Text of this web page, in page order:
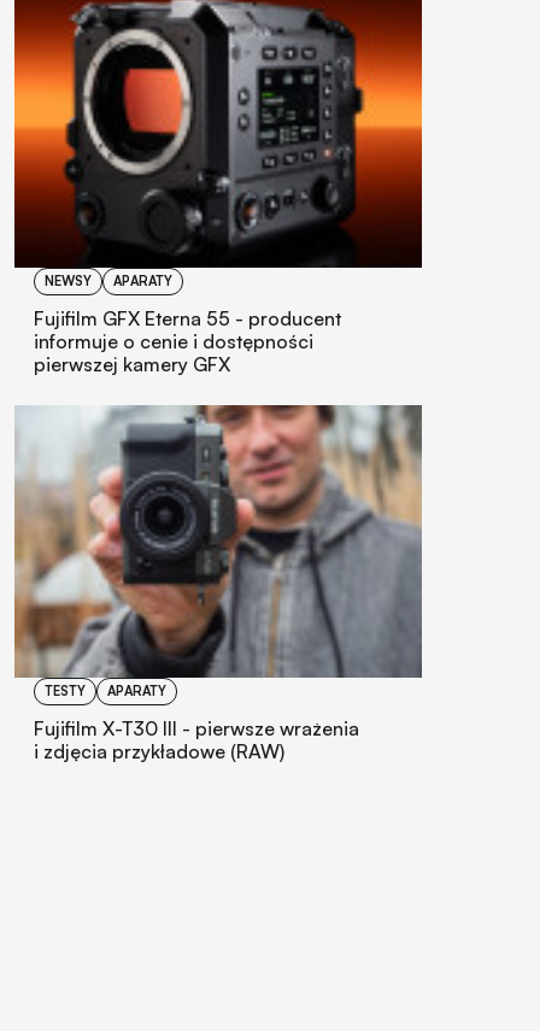
NEWSY APARATY
Fujifilm GFX Eterna 55 - producent
informuje o cenie i dostępności
pierwszej kamery GFX
TESTY APARATY
Fujifilm X-T30 III - pierwsze wrażenia
i zdjęcia przykładowe (RAW)